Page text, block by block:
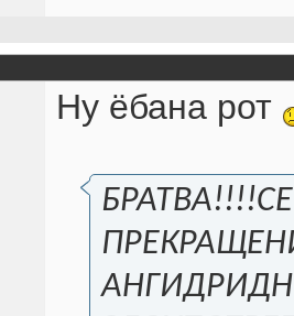
Ну ёбана рот